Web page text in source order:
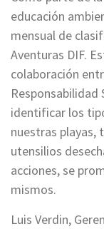
educación
mensual de
Aventuras DIF.
colaboración
identificar los
nuestras playas,
utensilios
acciones, se
mismos.
Luis Verdin,